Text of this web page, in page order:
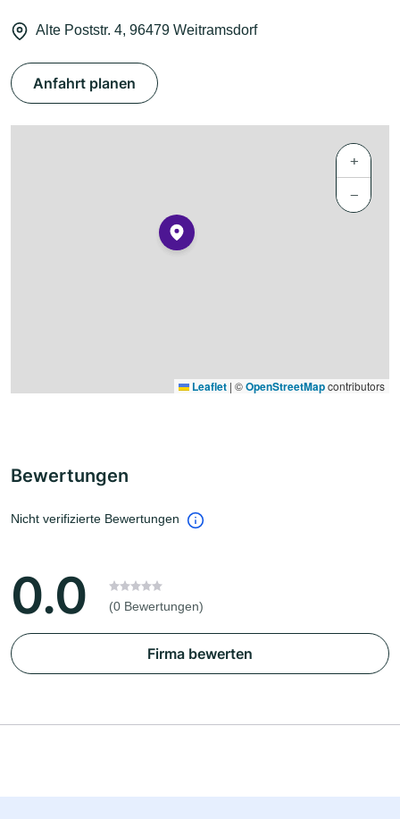
Alte Poststr. 4, 96479 Weitramsdorf
Anfahrt planen
+
−
Leaflet | ©OpenStreetMapcontributors
Bewertungen
Nicht verifizierte Bewertungen
0.0 (0 Bewertungen)
Firma bewerten